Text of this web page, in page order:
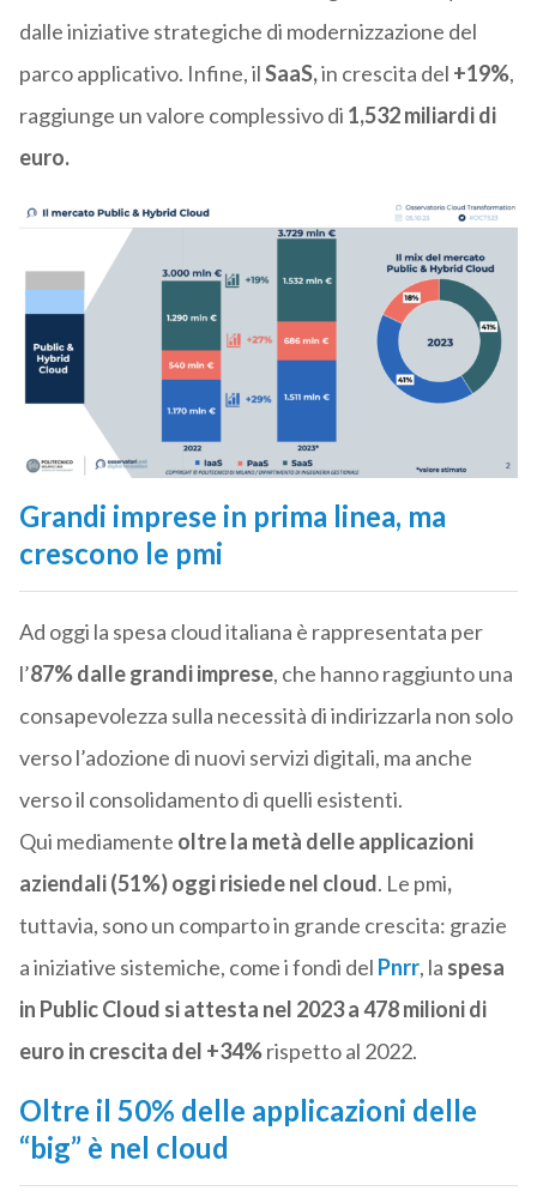
dalle iniziative strategiche di modernizzazione del
parco applicativo. Infine, ilSaaS,in crescita del +19%,
raggiunge un valore complessivo di 1,532 miliardi di
euro.
Grandi imprese in prima linea, ma
crescono le pmi
Ad oggi la spesa cloud italiana è rappresentata per
l’87% dalle grandi imprese, che hanno raggiunto una
consapevolezza sulla necessità di indirizzarla non solo
verso l’adozione di nuovi servizi digitali, ma anche
verso il consolidamento di quelli esistenti.
Qui mediamente oltre la metà delle applicazioni
aziendali (51%) oggi risiede nel cloud. Le pmi,
tuttavia, sono un comparto in grande crescita: grazie
a iniziative sistemiche, come i fondi del Pnrr, la spesa
in Public Cloud si attesta nel 2023 a 478 milioni di
euro in crescita del +34%rispetto al 2022.
Oltre il 50% delle applicazioni delle
“big” è nel cloud